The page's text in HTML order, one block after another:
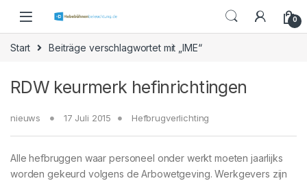
0
Start Beiträge verschlagwortet mit „IME“
RDW keurmerk hefinrichtingen
nieuws 17 Juli 2015 Hefbrugverlichting
Alle hefbruggen waar personeel onder werkt moeten jaarlijks
worden gekeurd volgens de Arbowetgeving. Werkgevers zijn